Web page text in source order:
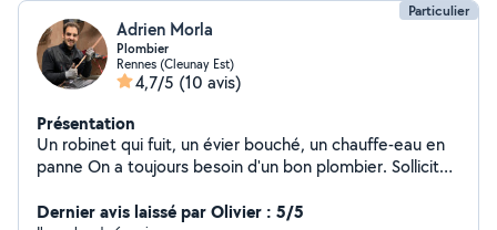
Particulier
Adrien Morla
Plombier
Rennes (Cleunay Est)
4,7/5 (10 avis)
Présentation
Un robinet qui fuit, un évier bouché, un chauffe-eau en
panne On a toujours besoin d'un bon plombier. Sollicité
intervenir sur des travaux de plus longues durées :
Dernier avis laissé par Olivier : 5/5